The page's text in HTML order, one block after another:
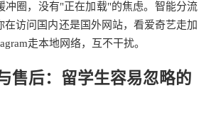
冲圈，没有"正在加载"的焦虑。智能分流
在访问国内还是国外网站，看爱奇艺走加
走本地网络，互不干扰。
售后：留学生容易忽略的